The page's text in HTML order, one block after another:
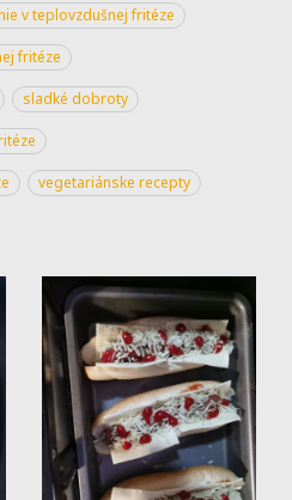
v teplovzdušnej fritéze
fritéze
sladké dobroty
vegetariánske recepty